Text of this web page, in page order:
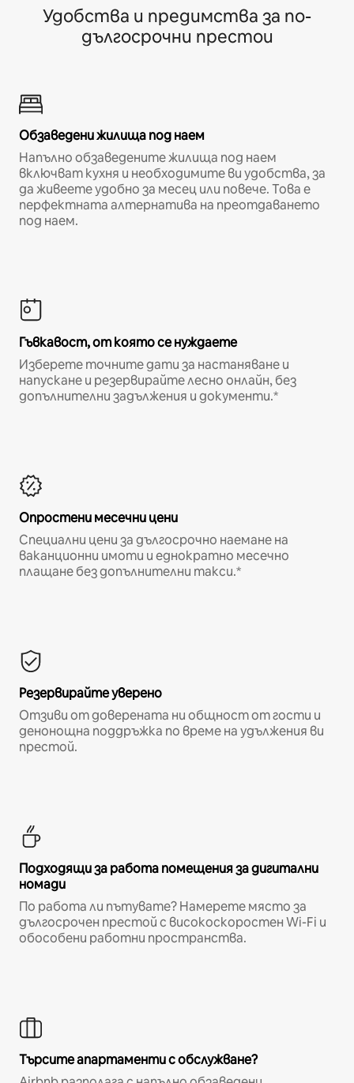
Удобства и предимства за по-
дългосрочни престои
Обзаведени жилища под наем
Напълно обзаведените жилища под наем
включват кухня и необходимите ви удобства, за
да живеете удобно за месец или повече. Това е
перфектната алтернатива на преотдаването
под наем.
Гъвкавост, от която се нуждаете
Изберете точните дати за настаняване и
напускане и резервирайте лесно онлайн, без
допълнителни задължения и документи.*
Опростени месечни цени
Специални цени за дългосрочно наемане на
ваканционни имоти и еднократно месечно
плащане без допълнителни такси.*
Резервирайте уверено
Отзиви от доверената ни общност от гости и
денонощна поддръжка по време на удължения ви
престой.
Подходящи за работа помещения за дигитални
номади
По работа ли пътувате? Намерете място за
дългосрочен престой с високоскоростен Wi-Fi и
обособени работни пространства.
Търсите апартаменти с обслужване?